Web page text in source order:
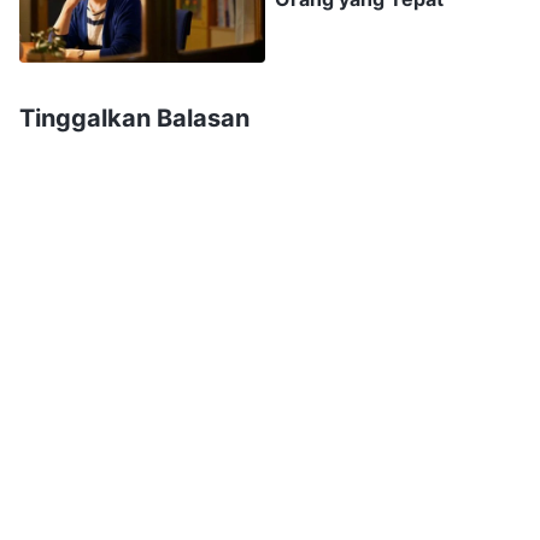
merenungkan diriku sendiri. Jadi, aku tidak
mengatakan apa-apa lagi. Setelah itu, makin aku
memikirkannya, makin aku menyadari bahwa
Tinggalkan Balasan